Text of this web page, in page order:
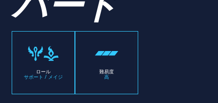
ロール
サポート / メイジ
難易度
高